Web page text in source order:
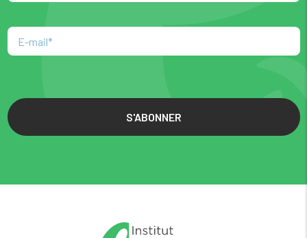
S'ABONNER